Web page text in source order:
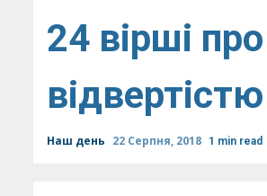
24 вірші
відвертістю
Наш день 22 Серпня, 2018 1 min read